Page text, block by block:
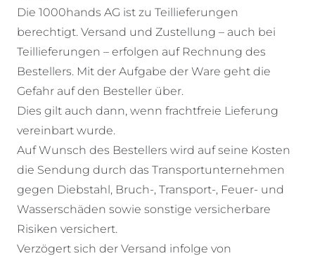
Die 1000hands AG ist zu Teillieferungen
berechtigt. Versand und Zustellung – auch bei
Teillieferungen – erfolgen auf Rechnung des
Bestellers. Mit der Aufgabe der Ware geht die
Gefahr auf den Besteller über.
Dies gilt auch dann, wenn frachtfreie Lieferung
vereinbart wurde.
Auf Wunsch des Bestellers wird auf seine Kosten
die Sendung durch das Transportunternehmen
gegen Diebstahl, Bruch-, Transport-, Feuer- und
Wasserschäden sowie sonstige versicherbare
Risiken versichert.
Verzögert sich der Versand infolge von